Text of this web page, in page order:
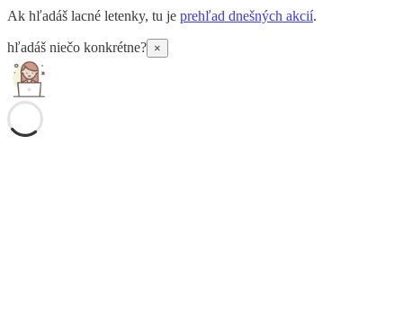
Ak hľadáš lacné letenky, tu je prehľad dnešných akcií.
hľadáš niečo konkrétne? ×